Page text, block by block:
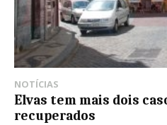
NOTÍCIAS
Elvas tem mais dois
recuperados